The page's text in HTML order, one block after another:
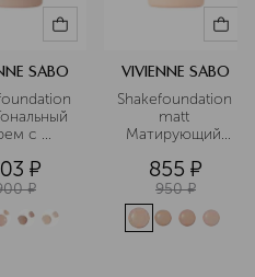
SABO
с
¤
¤
VIVIENNE SABO
Shakefoundation
matt
Матирующий
855 ¤
950 ¤